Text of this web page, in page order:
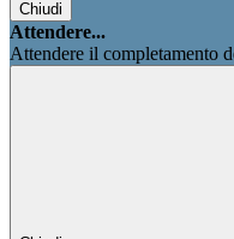
Chiudi
Attendere...
Attendere il completamento